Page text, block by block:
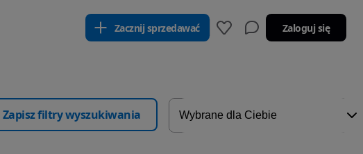
Zacznij sprzedawać Zaloguj się
Zapisz filtry wyszukiwania